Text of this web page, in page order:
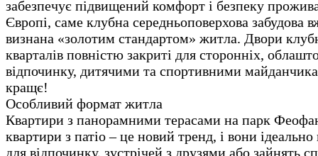
забезпечує підвищений комфорт і безпеку
Європі, саме клубна середньоповерхова забудова
визнана «золотим стандартом» житла. Двори
кварталів повністю закриті для сторонніх,
відпочинку, дитячими та спортивними
кращє!
Особливий формат житла
Квартири з панорамними терасами на парк
квартири з патіо – це новий тренд, і вони ідеально
для відпочинку, зустрічей з друзями або зайнять